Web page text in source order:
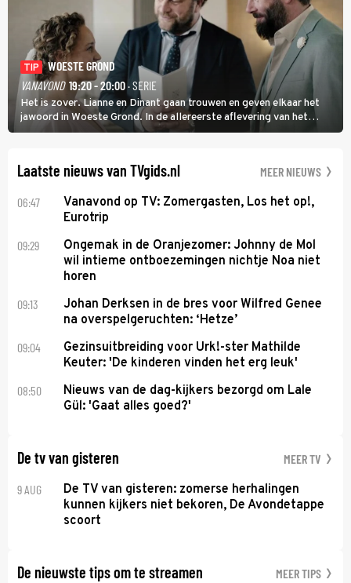
TIP
WOESTE GROND
VANAVOND 19:20 - 20:00· SERIE
Het is zover. Lianne en Dinant gaan trouwen en geven elkaar het
jawoord in Woeste Grond. In de allereerste aflevering van het
eerste seizoen kwam Lianne vanuit de Randstad naar Twente. Daar
Laatste nieuws van TVgids.nl MEER NIEUWS
06:47
Vanavond op TV: Zomergasten, Los het op!,
Eurotrip
09:29
Ongemak in de Oranjezomer: Johnny de Mol
wil intieme ontboezemingen nichtje Noa niet
horen
09:13
Johan Derksen in de bres voor Wilfred Genee
na overspelgeruchten: ‘Hetze’
09:04
Gezinsuitbreiding voor Urk!-ster Mathilde
Keuter: 'De kinderen vinden het erg leuk'
08:50
Nieuws van de dag-kijkers bezorgd om Lale
Gül: 'Gaat alles goed?'
De tv van gisteren MEER TV
9 AUG
De TV van gisteren: zomerse herhalingen
kunnen kijkers niet bekoren, De Avondetappe
scoort
De nieuwste tips om te streamen MEER TIPS